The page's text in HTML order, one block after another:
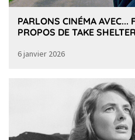
PARLONS CINÉMA AVEC...
PROPOS DE TAKE
6 janvier 2026